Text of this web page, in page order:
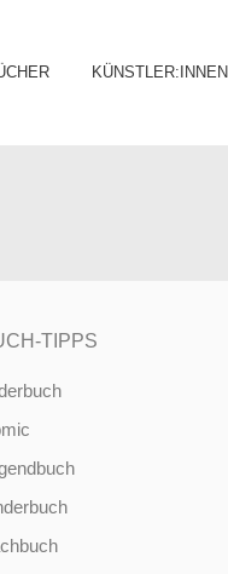
KÜNSTLER:INNEN
TIPPS